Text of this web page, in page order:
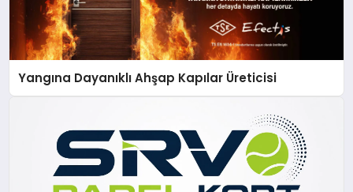
Yangına Dayanıklı Ahşap Kapılar Üreticisi